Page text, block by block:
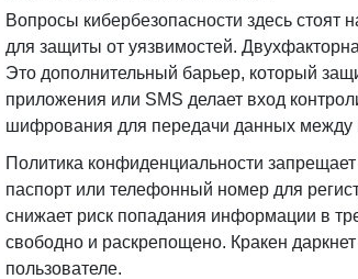
Вопросы кибербезопасности здесь
для защиты от уязвимостей.
Это дополнительный барьер, который
приложения или SMS делает вход
шифрования для передачи данных между
Политика конфиденциальности
паспорт или телефонный номер для
снижает риск попадания информации в
свободно и раскрепощено. Кракен
пользователе.